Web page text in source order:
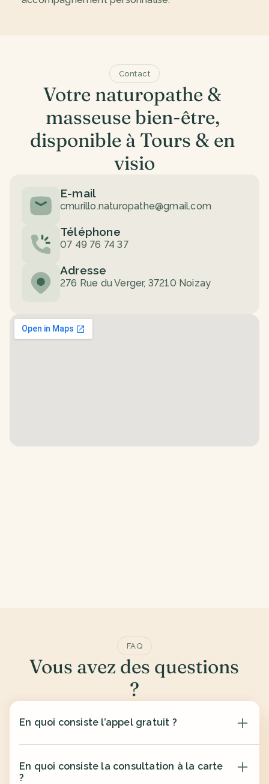
Contact
Votre naturopathe &
masseuse bien-être,
disponible à Tours & en
visio
E-mail
cmurillo.naturopathe@gmail.com
Téléphone
07 49 76 74 37
Adresse
276 Rue du Verger, 37210 Noizay
FAQ
Vous avez des questions
?
En quoi consiste l’appel gratuit ?
En quoi consiste la consultation à la carte
?